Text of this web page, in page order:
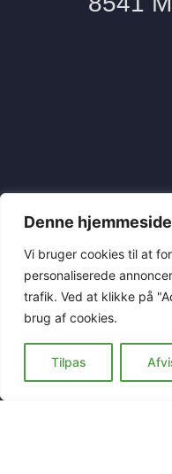
Denne
Vi bruger cookies til at
personaliserede
trafik. Ved at klikke på
brug af cookies.
Tilpas